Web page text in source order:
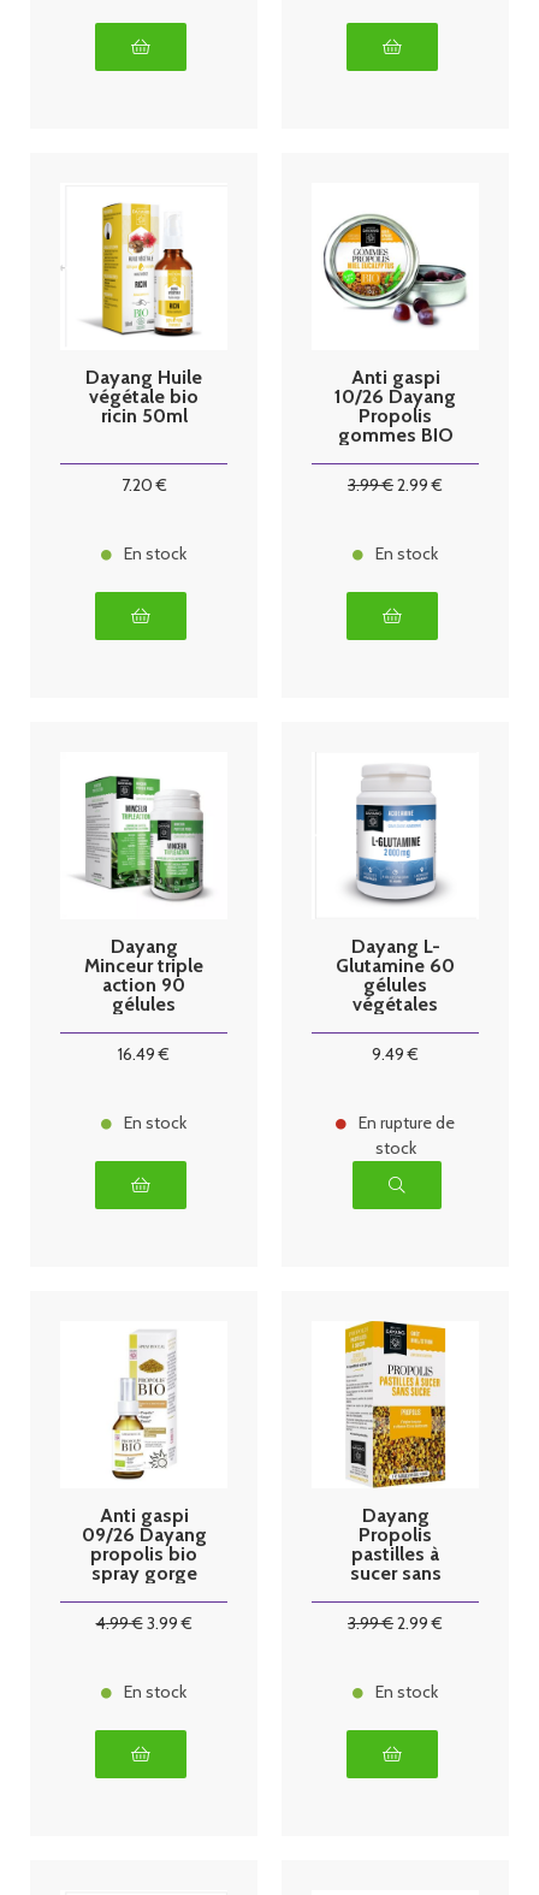
Dayang Huile
végétale bio
ricin 50ml
7.20€
En stock
Anti gaspi
10/26 Dayang
Propolis
gommes BIO
3.99€2.99 €
En stock
Dayang
Minceur triple
action 90
gélules
16.49 €
En stock
Dayang L-
Glutamine 60
gélules
végétales
9.49 €
En rupture de
stock
Anti gaspi
09/26 Dayang
propolis bio
spray gorge
4.99€3.99€
En stock
Dayang
Propolis
pastilles à
sucer sans
3.99€2.99 €
En stock